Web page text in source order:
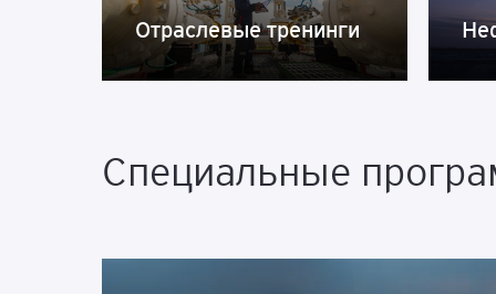
Отраслевые тренинги
Специальные